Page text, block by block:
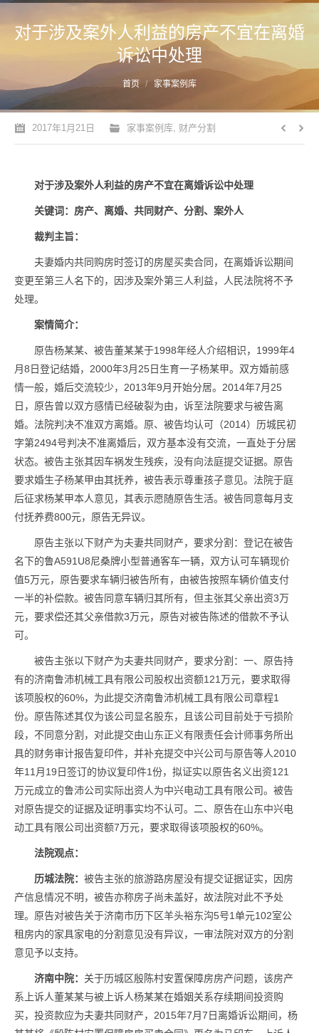
对于涉及案外人利益的房产不宜在离婚
诉讼中处理
您的位置： 首页 家事案例库
2017年1月21日 家事案例库, 财产分割
对于涉及案外人利益的房产不宜在离婚诉讼中处理
关键词：房产、离婚、共同财产、分割、案外人
裁判主旨：
夫妻婚内共同购房时签订的房屋买卖合同，在离婚诉讼期间
变更至第三人名下的，因涉及案外第三人利益，人民法院将不予
处理。
案情简介：
原告杨某某、被告董某某于1998年经人介绍相识，1999年4
月8日登记结婚，2000年3月25日生育一子杨某甲。双方婚前感
情一般，婚后交流较少，2013年9月开始分居。2014年7月25
日，原告曾以双方感情已经破裂为由，诉至法院要求与被告离
婚。法院判决不准双方离婚。原、被告均认可（2014）历城民初
字第2494号判决不准离婚后，双方基本没有交流，一直处于分居
状态。被告主张其因车祸发生残疾，没有向法庭提交证据。原告
要求婚生子杨某甲由其抚养，被告表示尊重孩子意见。法院于庭
后征求杨某甲本人意见，其表示愿随原告生活。被告同意每月支
付抚养费800元，原告无异议。
原告主张以下财产为夫妻共同财产，要求分割：登记在被告
名下的鲁A591U8尼桑牌小型普通客车一辆，双方认可车辆现价
值5万元，原告要求车辆归被告所有，由被告按照车辆价值支付
一半的补偿款。被告同意车辆归其所有，但主张其父亲出资3万
元，要求偿还其父亲借款3万元，原告对被告陈述的借款不予认
可。
被告主张以下财产为夫妻共同财产，要求分割：一、原告持
有的济南鲁沛机械工具有限公司股权出资额121万元，要求取得
该项股权的60%，为此提交济南鲁沛机械工具有限公司章程1
份。原告陈述其仅为该公司显名股东，且该公司目前处于亏损阶
段，不同意分割，对此提交由山东正义有限责任会计师事务所出
具的财务审计报告复印件，并补充提交中兴公司与原告等人2010
年11月19日签订的协议复印件1份，拟证实以原告名义出资121
万元成立的鲁沛公司实际出资人为中兴电动工具有限公司。被告
对原告提交的证据及证明事实均不认可。二、原告在山东中兴电
动工具有限公司出资额7万元，要求取得该项股权的60%。
法院观点：
历城法院： 被告主张的旅游路房屋没有提交证据证实，因房
产信息情况不明，被告亦称房子尚未盖好，故法院对此不予处
理。原告对被告关于济南市历下区羊头裕东沟5号1单元102室公
租房内的家具家电的分割意见没有异议，一审法院对双方的分割
意见予以支持。
济南中院： 关于历城区殷陈村安置保障房房产问题，该房产
系上诉人董某某与被上诉人杨某某在婚姻关系存续期间投资购
买，投资款应为夫妻共同财产，2015年7月7日离婚诉讼期间，杨